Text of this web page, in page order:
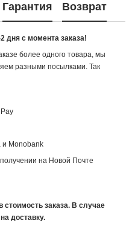
Гарантия Возврат
дня с момента заказа!
более одного товара, мы
разными посылками. Так
и Monobank
на Новой Почте
стоимость заказа. В случае
доставку.